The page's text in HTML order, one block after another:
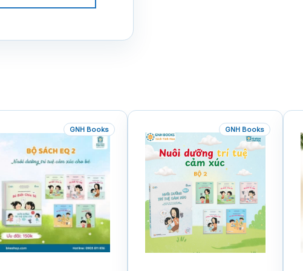
GNH Books GNH Books